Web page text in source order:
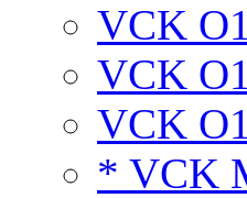
VCK
VCK
VCK
* VCK